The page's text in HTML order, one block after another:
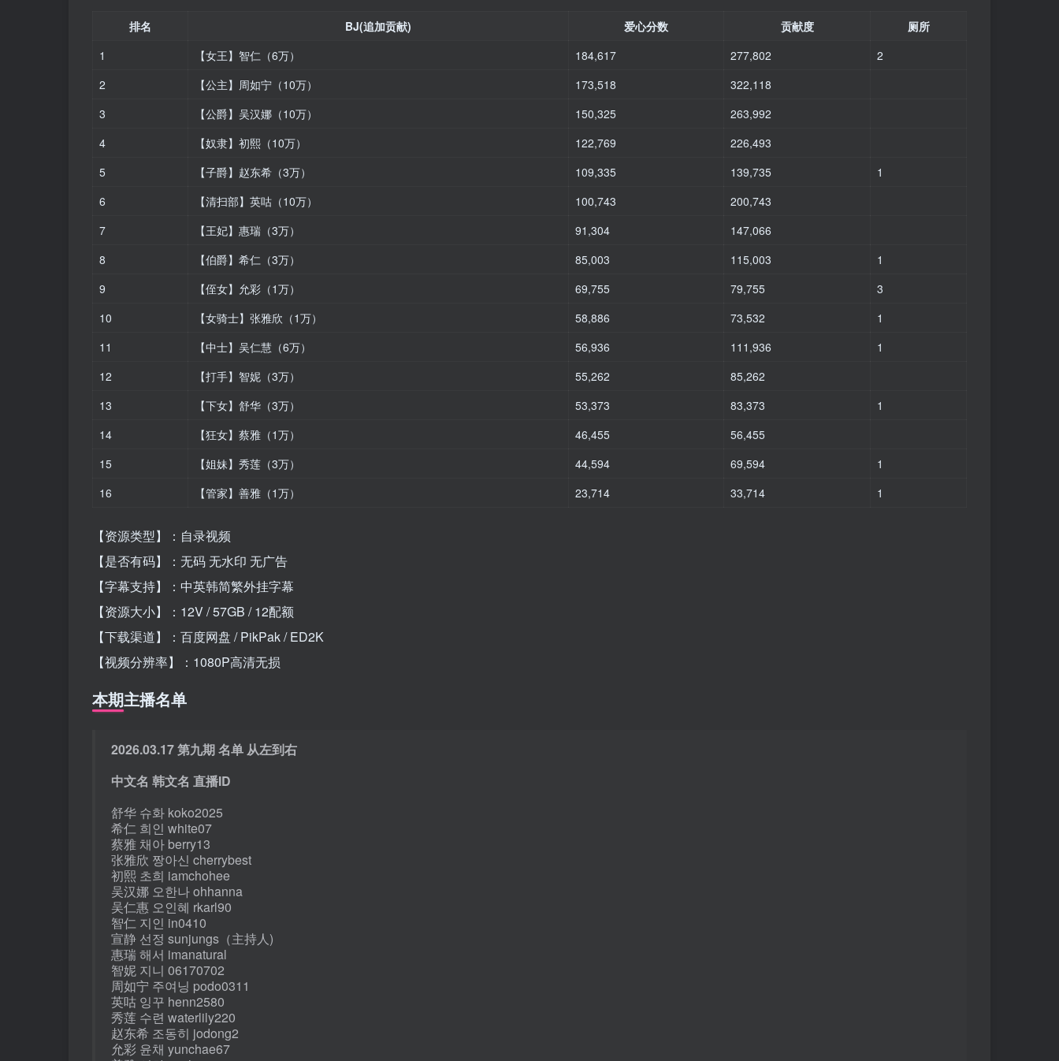
排名 BJ(追加贡献) 爱心分数 贡献度
厕所
1
【女王】智仁（6万） 184,617 277,802
2
2
【公主】周如宁（10万） 173,518
322,118
3
【公爵】吴汉娜（10万） 150,325
263,992
4
【奴隶】初熙（10万） 122,769
226,493
5
【子爵】赵东希（3万） 109,335 139,735
1
6
【清扫部】英咕（10万） 100,743
200,743
7
【王妃】惠瑞（3万） 91,304
147,066
8
【伯爵】希仁（3万） 85,003 115,003
1
9
【侄女】允彩（1万） 69,755 79,755
3
10
【女骑士】张雅欣（1万） 58,886 73,532
1
11
【中士】吴仁慧（6万） 56,936 111,936
1
12
【打手】智妮（3万） 55,262
85,262
13
【下女】舒华（3万） 53,373 83,373
1
14
【狂女】蔡雅（1万） 46,455
56,455
15
【姐妹】秀莲（3万） 44,594 69,594
1
16
【管家】善雅（1万） 23,714 33,714 1
【资源类型】：自录视频
【是否有码】：无码 无水印 无广告
【字幕支持】：中英韩简繁外挂字幕
【资源大小】：12V / 57GB / 12配额
【下载渠道】：百度网盘 / PikPak / ED2K
【视频分辨率】：1080P高清无损
本期主播名单
2026.03.17 第九期 名单 从左到右
中文名 韩文名 直播ID
舒华 슈화 koko2025
希仁 희인 white07
蔡雅 채아 berry13
张雅欣 짱아신 cherrybest
初熙 초희 iamchohee
吴汉娜 오한나 ohhanna
吴仁惠 오인혜 rkarl90
智仁 지인 in0410
宣静 선정 sunjungs（主持人)
惠瑞 해서 imanatural
智妮 지니 06170702
周如宁 주여닝 podo0311
英咕 잉꾸 henn2580
秀莲 수련 waterlily220
赵东希 조동히 jodong2
允彩 윤채 yunchae67